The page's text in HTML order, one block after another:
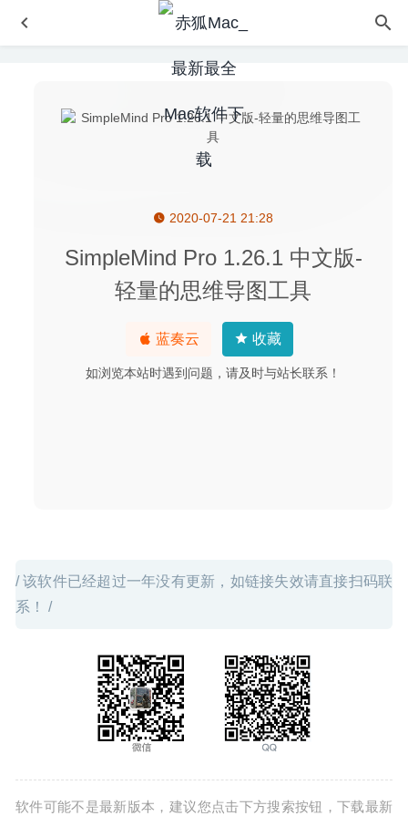
2020-07-21 21:28
SimpleMind Pro 1.26.1 中文版-
轻量的思维导图工具
蓝奏云 收藏
如浏览本站时遇到问题，请及时与站长联系！
/ 该软件已经超过一年没有更新，如链接失效请直接扫码联
系！ /
软件可能不是最新版本，建议您点击下方搜索按钮，下载最新
DEVONthink Pro 3.5 – 强大的资料管理软件
EazyDraw 9.7.0 for Mac中文版-非常优秀的矢量图绘制软件
Airy Pro 3.14 中文版-MacOS排名第一的YouTube视频下载
Omni Recover 3.7.5 – 强大的iOS设备数据恢复工具